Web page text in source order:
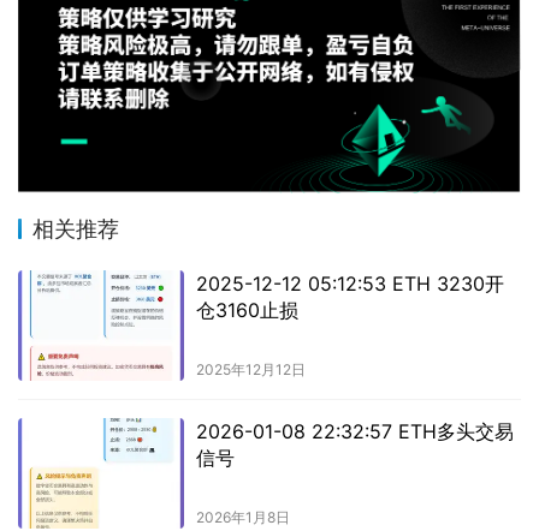
相关推荐
2025-12-12 05:12:53 ETH 3230开
仓3160止损
2025年12月12日
2026-01-08 22:32:57 ETH多头交易
信号
2026年1月8日